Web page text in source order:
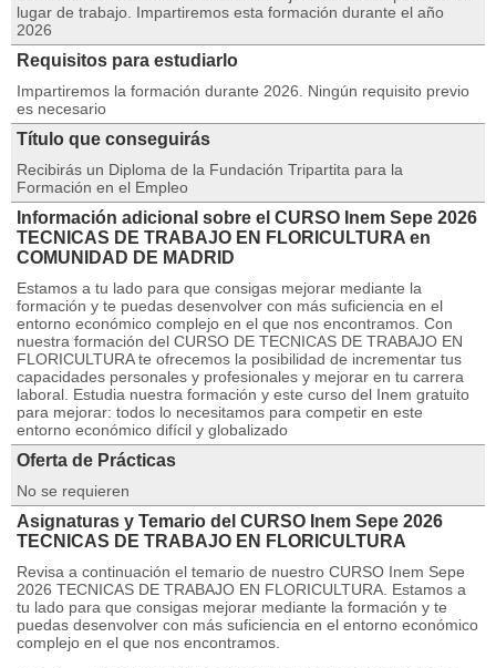
lugar de trabajo. Impartiremos esta formación durante el año
2026
Requisitos para estudiarlo
Impartiremos la formación durante 2026. Ningún requisito previo
es necesario
Título que conseguirás
Recibirás un Diploma de la Fundación Tripartita para la
Formación en el Empleo
Información adicional sobre el CURSO Inem Sepe 2026
TECNICAS DE TRABAJO EN FLORICULTURA en
COMUNIDAD DE MADRID
Estamos a tu lado para que consigas mejorar mediante la
formación y te puedas desenvolver con más suficiencia en el
entorno económico complejo en el que nos encontramos. Con
nuestra formación del CURSO DE TECNICAS DE TRABAJO EN
FLORICULTURA te ofrecemos la posibilidad de incrementar tus
capacidades personales y profesionales y mejorar en tu carrera
laboral. Estudia nuestra formación y este curso del Inem gratuito
para mejorar: todos lo necesitamos para competir en este
entorno económico difícil y globalizado
Oferta de Prácticas
No se requieren
Asignaturas y Temario del CURSO Inem Sepe 2026
TECNICAS DE TRABAJO EN FLORICULTURA
Revisa a continuación el temario de nuestro CURSO Inem Sepe
2026 TECNICAS DE TRABAJO EN FLORICULTURA. Estamos a
tu lado para que consigas mejorar mediante la formación y te
puedas desenvolver con más suficiencia en el entorno económico
complejo en el que nos encontramos.